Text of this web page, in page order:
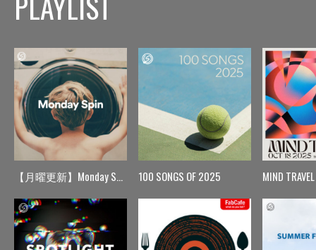
【月曜更新】Monday Spin 100 SONGS OF 2025 MIND TRAVEL